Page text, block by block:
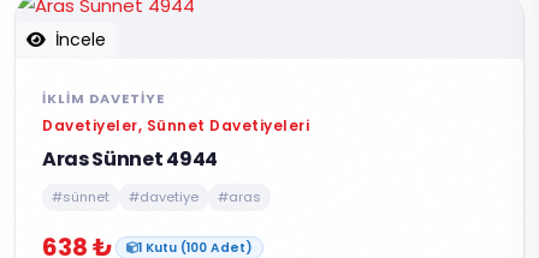
İncele
İKLIM DAVETIYE
Davetiyeler, Sünnet Davetiyeleri
Aras Sünnet 4944
#sünnet #davetiye #aras
638 ₺ 1 Kutu (100 Adet)